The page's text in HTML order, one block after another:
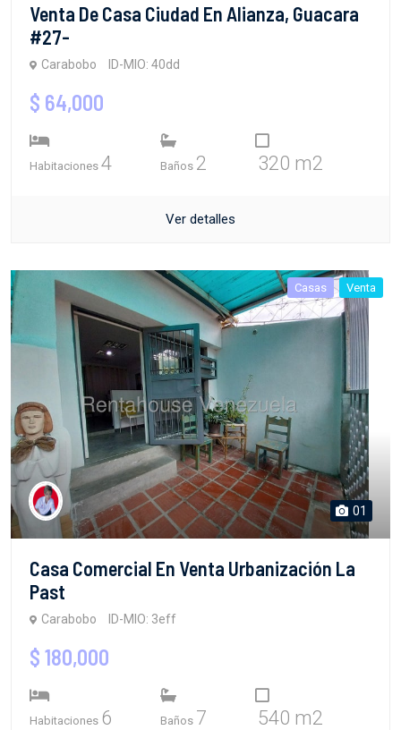
Venta De Casa Ciudad En Alianza, Guacara
#27-
Carabobo ID-MIO: 40dd
$ 64,000
Habitaciones 4 Baños 2 320 m2
Ver detalles
Casas Venta
01
Casa Comercial En Venta Urbanización La
Past
Carabobo ID-MIO: 3eff
$ 180,000
Habitaciones 6 Baños 7 540 m2